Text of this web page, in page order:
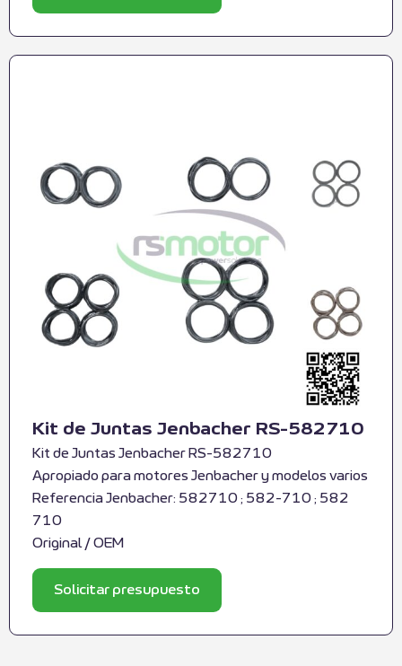
Kit de Juntas Jenbacher RS-582710
Kit de Juntas Jenbacher RS-582710
Apropiado para motores Jenbacher y modelos varios
Referencia Jenbacher: 582710 ; 582-710 ; 582
710
Original / OEM
Solicitar presupuesto